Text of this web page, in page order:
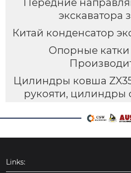
экскаватора
Китай конденсатор
Опорные катки
Цилиндры ковша
рукояти, цилиндры
Links: